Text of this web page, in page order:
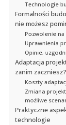
Technologie
Formalności
nie możesz
Pozwolenie
Uprawnienia
Opinie,
Adaptacja
zanim zaczniesz?
Koszty
Zmiana
możliwe
Praktyczne
technologie